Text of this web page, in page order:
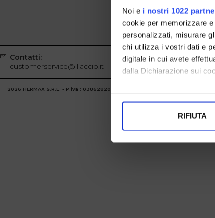
Noi e i nostri 1022
cookie per memorizzare
personalizzati, misurare
chi utilizza i vostri dati e
digitale in cui avete
dalla Dichiarazione sui
Con il tuo consenso,
Identificare il tuo
digitali).
Approfondisci come
RIFIUTA
Contatti:
customerservice@illaccio.it
2026 HERMAX S.R.L. - P.iva : 03862820986 Powered by